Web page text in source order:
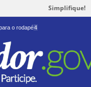
Simplifique!
o rodapé4